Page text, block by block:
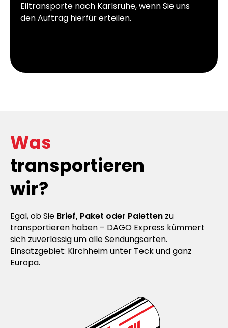
Eiltransporte nach Karlsruhe, wenn Sie uns
den Auftrag hierfür erteilen.
Was
transportieren
wir?
Egal, ob Sie Brief, Paket oder Paletten zu
transportieren haben – DAGO Express kümmert
sich zuverlässig um alle Sendungsarten.
Einsatzgebiet: Kirchheim unter Teck und ganz
Europa.